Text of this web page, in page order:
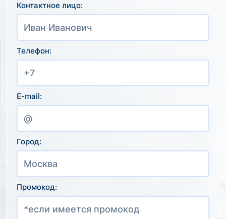
Контактное лицо:
Телефон:
E-mail:
Город:
Промокод: